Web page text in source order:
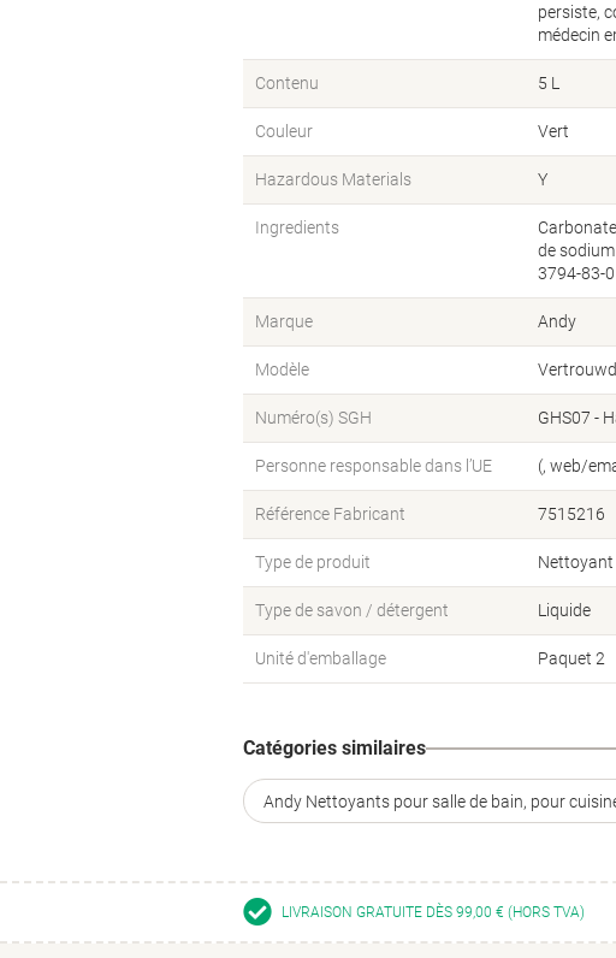
persiste,
médecin
Contenu 5 L
Couleur Vert
Hazardous Materials Y
Ingredients
de
3794-83-0
Marque Andy
Modèle Vertrouwd
Numéro(s) SGH GHS07 -
Personne responsable dans l’UE (, web/
Référence Fabricant 7515216
Type de produit
Type de savon / détergent Liquide
Unité d'emballage Paquet 2
Catégories similaires
Andy Nettoyants pour salle de bain, pour
LIVRAISON GRATUITE DÈS 99,00 € (HORS TVA)